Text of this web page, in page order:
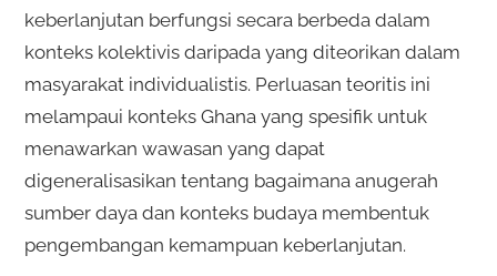
keberlanjutan berfungsi secara berbeda dalam
konteks kolektivis daripada yang diteorikan dalam
masyarakat individualistis. Perluasan teoritis ini
melampaui konteks Ghana yang spesifik untuk
menawarkan wawasan yang dapat
digeneralisasikan tentang bagaimana anugerah
sumber daya dan konteks budaya membentuk
pengembangan kemampuan keberlanjutan.